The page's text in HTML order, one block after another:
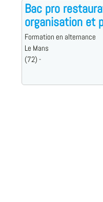
Bac pro
organisation et
Formation en alternance
Le Mans
(72) -